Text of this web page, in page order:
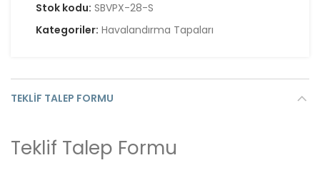
Stok kodu: SBVPX-28-S
Kategoriler: Havalandırma Tapaları
TEKLIF TALEP FORMU
Teklif Talep Formu